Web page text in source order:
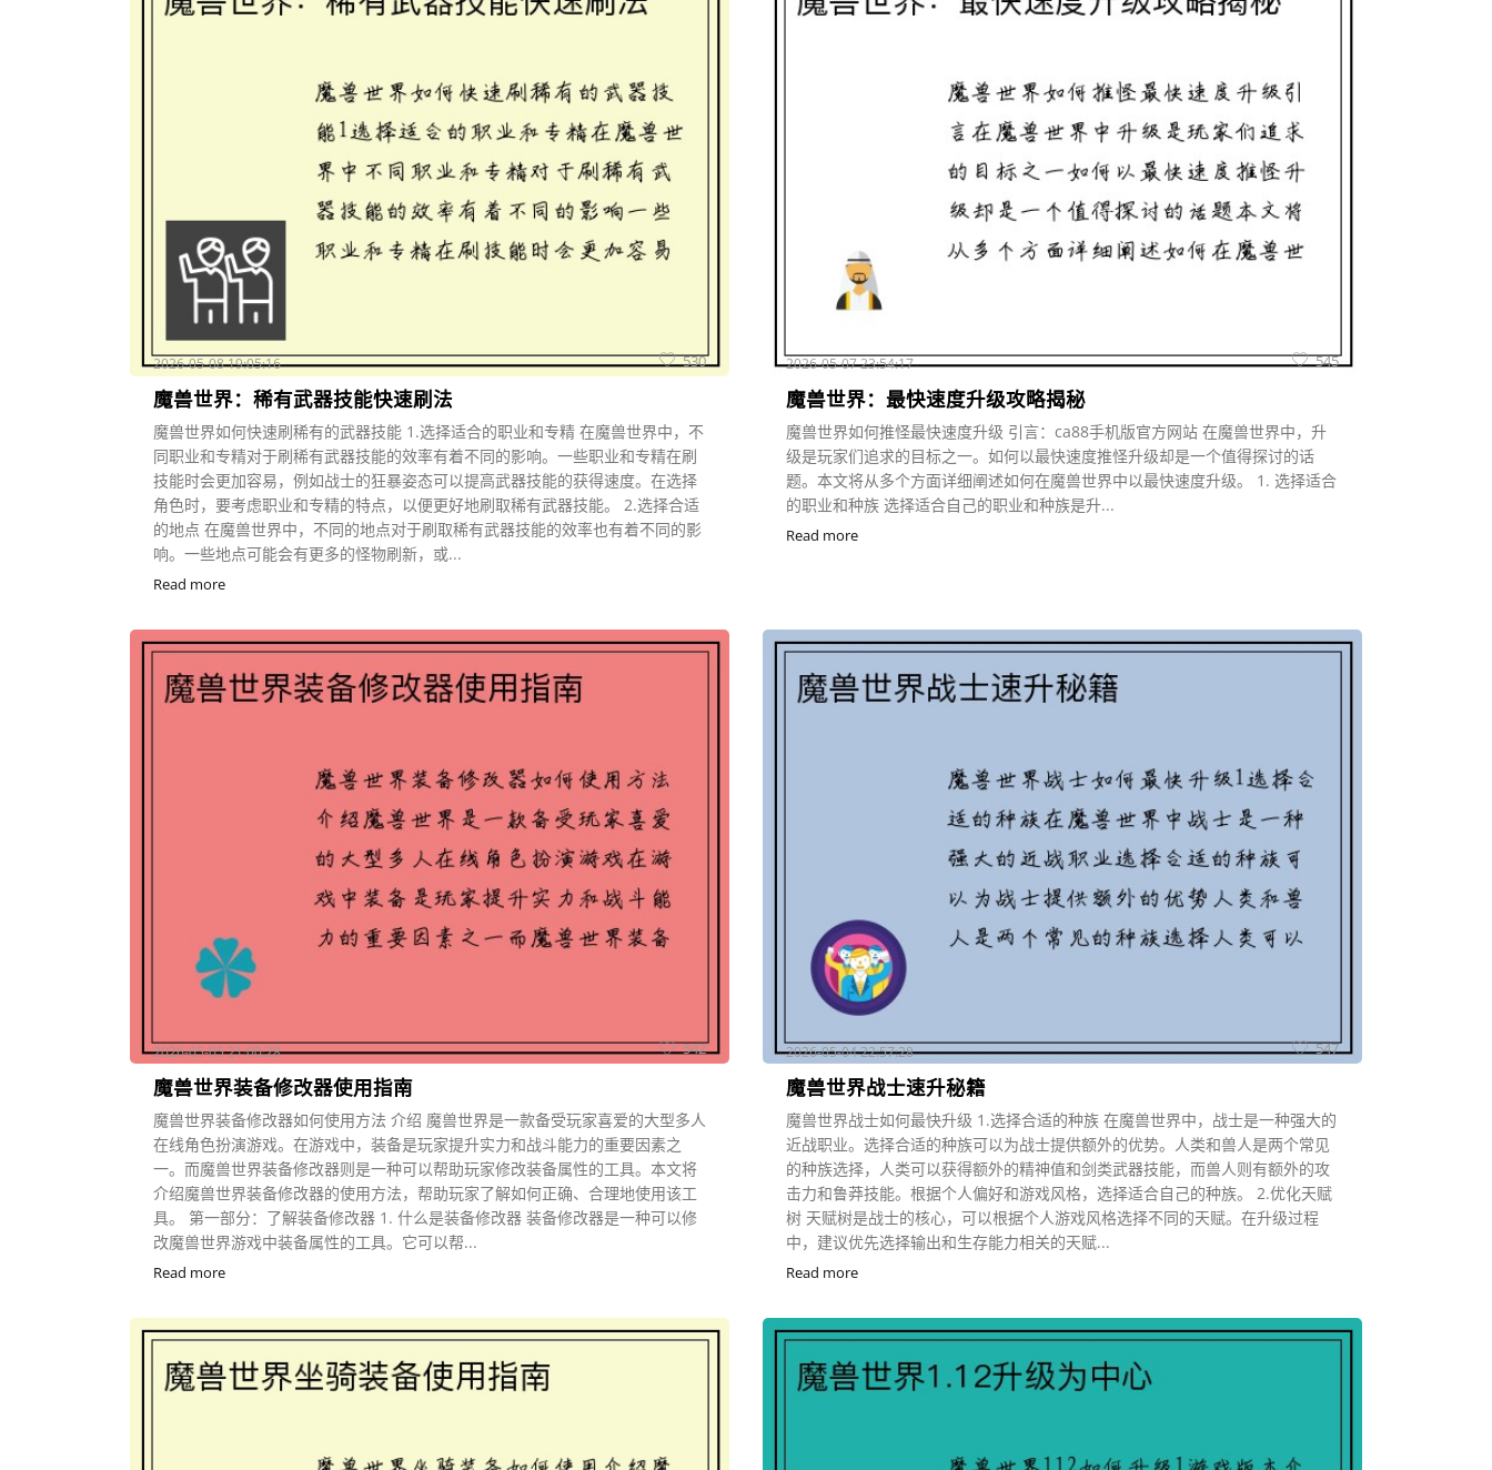
2026-05-08 19:05:16 530
魔兽世界：稀有武器技能快速刷法
魔兽世界如何快速刷稀有的武器技能 1.选择适合的职业和专精 在魔兽世界中，不
同职业和专精对于刷稀有武器技能的效率有着不同的影响。一些职业和专精在刷
技能时会更加容易，例如战士的狂暴姿态可以提高武器技能的获得速度。在选择
角色时，要考虑职业和专精的特点，以便更好地刷取稀有武器技能。 2.选择合适
的地点 在魔兽世界中，不同的地点对于刷取稀有武器技能的效率也有着不同的影
响。一些地点可能会有更多的怪物刷新，或...
Read more
2026-05-07 23:54:17 545
魔兽世界：最快速度升级攻略揭秘
魔兽世界如何推怪最快速度升级 引言：ca88手机版官方网站 在魔兽世界中，升
级是玩家们追求的目标之一。如何以最快速度推怪升级却是一个值得探讨的话
题。本文将从多个方面详细阐述如何在魔兽世界中以最快速度升级。 1. 选择适合
的职业和种族 选择适合自己的职业和种族是升...
Read more
2026-05-05 21:00:28 542
魔兽世界装备修改器使用指南
魔兽世界装备修改器如何使用方法 介绍 魔兽世界是一款备受玩家喜爱的大型多人
在线角色扮演游戏。在游戏中，装备是玩家提升实力和战斗能力的重要因素之
一。而魔兽世界装备修改器则是一种可以帮助玩家修改装备属性的工具。本文将
介绍魔兽世界装备修改器的使用方法，帮助玩家了解如何正确、合理地使用该工
具。 第一部分：了解装备修改器 1. 什么是装备修改器 装备修改器是一种可以修
改魔兽世界游戏中装备属性的工具。它可以帮...
Read more
2026-05-04 22:57:28 547
魔兽世界战士速升秘籍
魔兽世界战士如何最快升级 1.选择合适的种族 在魔兽世界中，战士是一种强大的
近战职业。选择合适的种族可以为战士提供额外的优势。人类和兽人是两个常见
的种族选择，人类可以获得额外的精神值和剑类武器技能，而兽人则有额外的攻
击力和鲁莽技能。根据个人偏好和游戏风格，选择适合自己的种族。 2.优化天赋
树 天赋树是战士的核心，可以根据个人游戏风格选择不同的天赋。在升级过程
中，建议优先选择输出和生存能力相关的天赋...
Read more